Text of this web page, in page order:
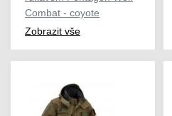
Combat - coyote
Zobrazit vše